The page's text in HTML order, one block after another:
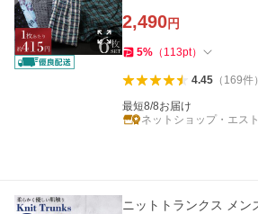
2,490円
5% （ 113pt）
4.45（ 169件）
最短8/8お届け
ネットショップ・エスト
ニットトランクス メン